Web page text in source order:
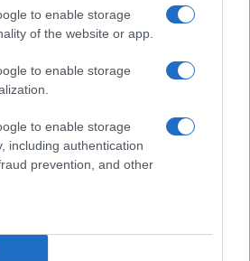
to enable storage
of the website or app.
to enable storage
to enable storage
including authentication
prevention, and other